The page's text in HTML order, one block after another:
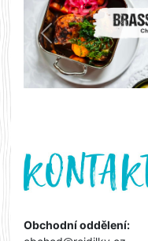
Předchozí
Obchodní oddělení: